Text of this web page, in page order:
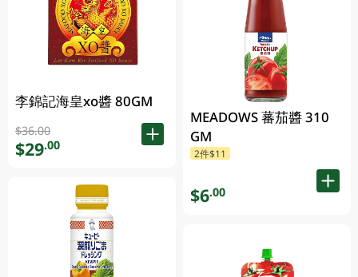
李錦記海皇xo醬 80GM
$36.00
$29.00
MEADOWS 蕃茄醬 310
GM
2件$11
$6.00